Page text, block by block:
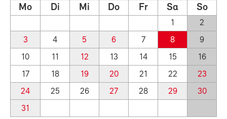
Mo Di Mi Do Fr Sa So
1
2
3
4 5 6 7 8
9
10
11 12 13 14 15
16
17
18 19 20 21 22
23
24
25 26 27 28 29
30
31